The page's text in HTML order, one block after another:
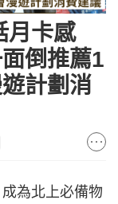
月卡感
倒推薦1
計劃消
為北上必備物